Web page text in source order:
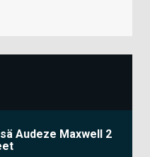
Audeze Maxwell 2